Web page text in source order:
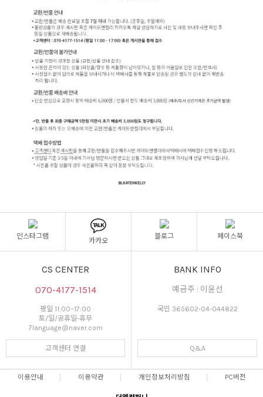
인스타그램
카카오
블로그 페이스북
CS CENTER
070-4177-1514
평일 11:00~17:00
토/일/공휴일-휴무
7language@naver.com
고객센터 연결
BANK INFO
예금주 : 이윤선
국민 365602-04-044822
Q&A
이용안내 이용약관 개인정보처리방침 PC버전